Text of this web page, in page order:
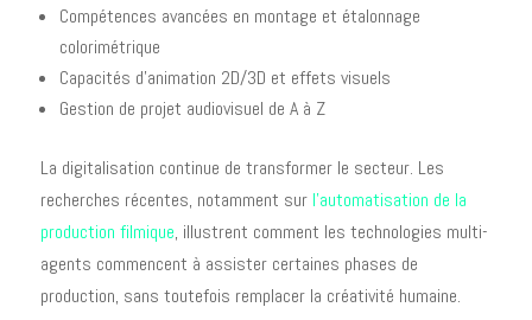
Compétences avancées en montage et étalonnage
colorimétrique
Capacités d'animation 2D/3D et effets visuels
Gestion de projet audiovisuel de A à Z
La digitalisation continue de transformer le secteur. Les
recherches récentes, notamment sur l’automatisation de la
production filmique, illustrent comment les technologies multi-
agents commencent à assister certaines phases de
production, sans toutefois remplacer la créativité humaine.